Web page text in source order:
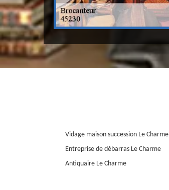
Vidage maison succession Le Charme
Entreprise de débarras Le Charme
Antiquaire Le Charme